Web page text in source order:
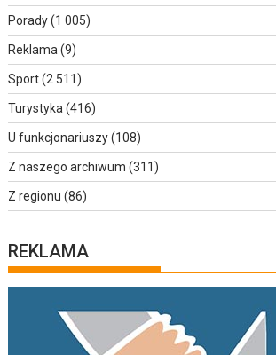
Porady(1 005)
Reklama (9)
Sport(2 511)
Turystyka (416)
U funkcjonariuszy(108)
Z naszego archiwum (311)
Z regionu (86)
REKLAMA